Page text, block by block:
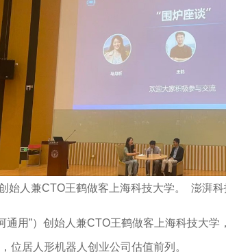
始人兼CTO王鹤做客上海科技大学。 澎湃科
用”）创始人兼CTO王鹤做客上海科技大
位居人形机器人创业公司估值前列。